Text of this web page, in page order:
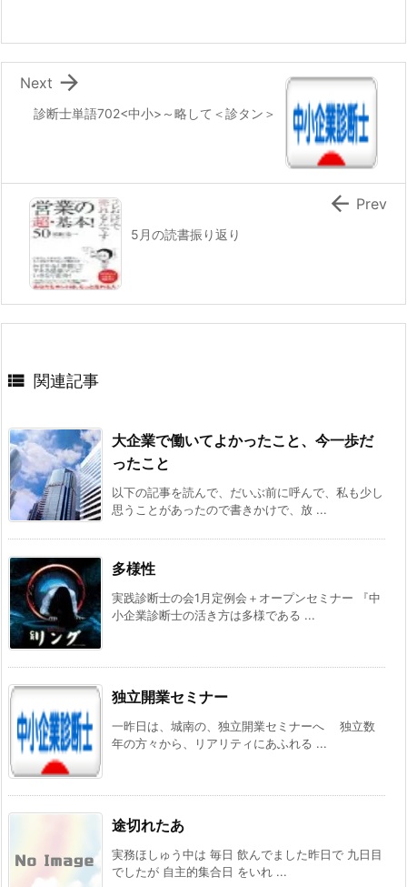
診断士単語702<中小>～略して＜診タン＞

Next
5月の読書振り返り
 Prev
 関連記事
大企業で働いてよかったこと、今一歩だ
ったこと
以下の記事を読んで、だいぶ前に呼んで、私も少し
思うことがあったので書きかけで、放 ...
多様性
実践診断士の会1月定例会＋オープンセミナー 『中
小企業診断士の活き方は多様である ...
独立開業セミナー
一昨日は、城南の、独立開業セミナーへ 独立数
年の方々から、リアリティにあふれる ...
途切れたあ
実務ほしゅう中は 毎日 飲んでました昨日で 九日目
でしたが 自主的集合日 をいれ ...